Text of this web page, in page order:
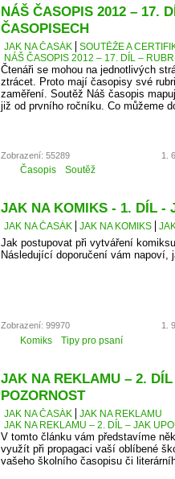
NÁŠ ČASOPIS 2012 – 17.
ČASOPISECH
JAK NA ČASÁK
SOUTĚŽE A
NÁŠ ČASOPIS 2012 – 17. DÍL –
Čtenáři se mohou na jednotlivých
ztrácet. Proto mají časopisy své
zaměření. Soutěž Náš časopis
již od prvního ročníku. Co můžeme
Zobrazení: 55289 1.
Časopis Soutěž
JAK NA KOMIKS - 1. DÍL -
JAK NA ČASÁK JAK NA KOMIKS
Jak postupovat při vytváření
Následující doporučení vám napoví,
Zobrazení: 99970 1.
Komiks Tipy pro psaní
JAK NA REKLAMU – 2.
POZORNOST
JAK NA ČASÁK
JAK NA REKLAMU
JAK NA REKLAMU – 2. DÍL – JAK
V tomto článku vám představíme
využít při propagaci vaší oblíbené
vašeho školního časopisu či